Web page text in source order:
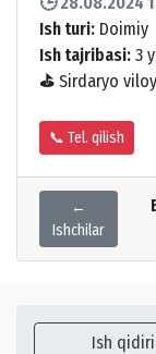
Ish turi: Doimiy
Ish tajribasi: 3
⛳ Sirdaryo
📞 Tel. qilish
←
Ishchilar
Ish